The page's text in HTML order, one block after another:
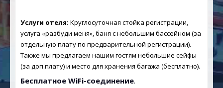
Услуги отеля:Круглосуточная стойка регистрации,
услуга «разбуди меня», баня с небольшим басcейном (за
отдельную плату по предварительной регистрации).
Также мы предлагаем нашим гостям небольшие сейфы
(за доп.плату) и место для хранения багажа (бесплатно).
Бесплатное WiFi-соединение.